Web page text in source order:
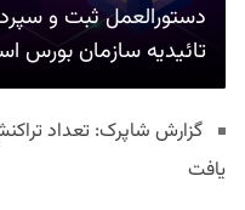
دستورالعمل ثبت و
تائیدیه سازمان بورس
یافت